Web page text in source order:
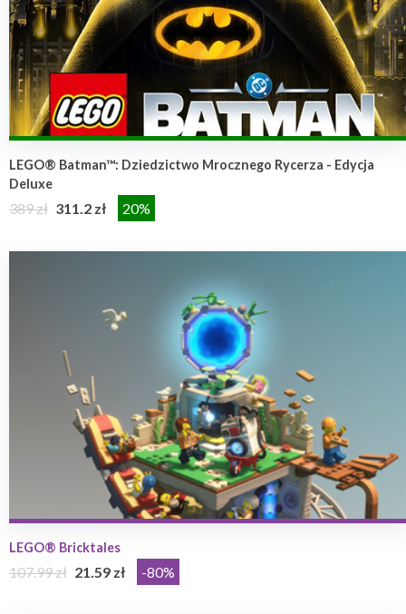
LEGO® Batman™: Dziedzictwo Mrocznego Rycerza - Edycja
Deluxe
389 zł 311.2 zł 20%
LEGO® Bricktales
107.99 zł 21.59 zł -80%